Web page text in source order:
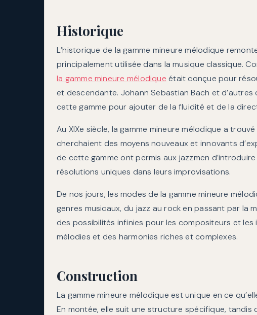
Historique
L’historique de la gamme mineure mélodique
principalement utilisée dans la musique classique.
la gamme mineure mélodique était conçue pour
et descendante. Johann Sebastian Bach et
cette gamme pour ajouter de la fluidité et de la
Au XIXe siècle, la gamme mineure mélodique a
cherchaient des moyens nouveaux et innovants
de cette gamme ont permis aux jazzmen
résolutions uniques dans leurs improvisations.
De nos jours, les modes de la gamme mineure
genres musicaux, du jazz au rock en passant par la
des possibilités infinies pour les compositeurs et
mélodies et des harmonies riches et complexes.
Construction
La gamme mineure mélodique est unique en ce
En montée, elle suit une structure spécifique, tandis